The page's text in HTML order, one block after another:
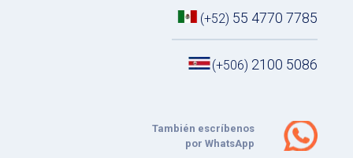
(+52) 55 4770 7785
(+506) 2100 5086
También escríbenos
por WhatsApp